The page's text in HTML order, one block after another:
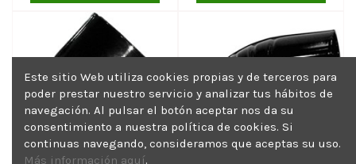
Este sitio Web utiliza cookies propias y de terceros para
poder prestar nuestro servicio y analizar tus hábitos de
navegación. Al pulsar el botón aceptar nos da su
consentimiento a nuestra política de cookies. Si
continuas navegando, consideramos que aceptas su uso.
Más información aquí.